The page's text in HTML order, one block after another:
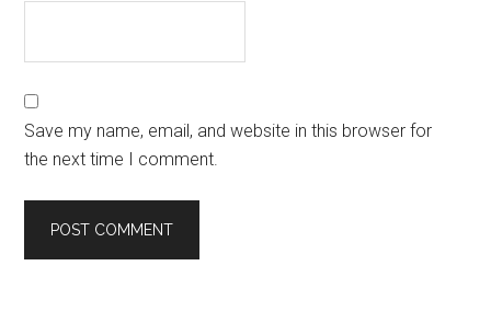
Save my name, email, and website in this browser for
the next time I comment.